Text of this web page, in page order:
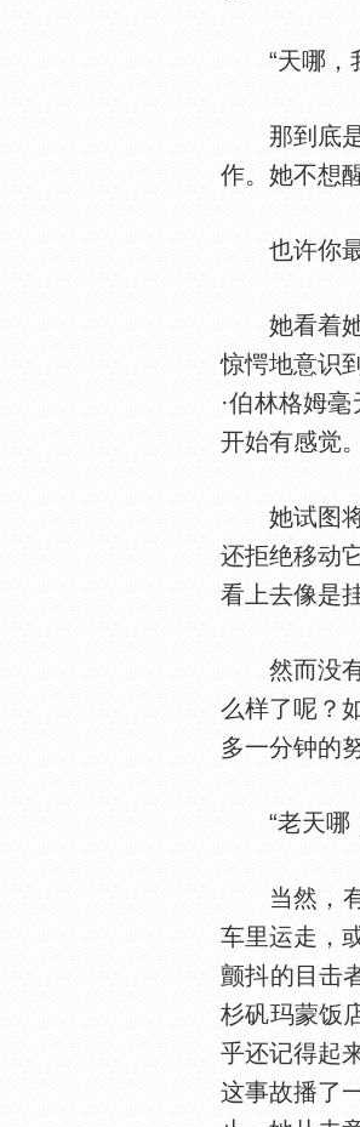
“天哪，我
那到底是
作。她不想
也许你最
她看着她
惊愕地意识
·伯林格姆
开始有感觉。
她试图将
还拒绝移动
看上去像是
然而没有
么样了呢？
多一分钟的
“老天哪！
当然，有
车里运走，
颤抖的目击
杉矾玛蒙饭
乎还记得起
这事故播了